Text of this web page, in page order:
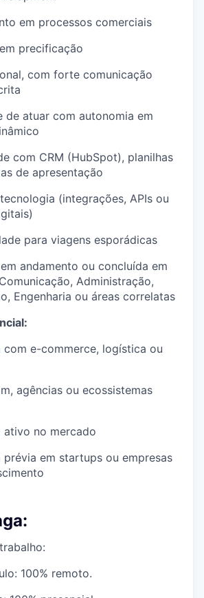
em processos comerciais
precificação
com forte comunicação
de atuar com autonomia em
com CRM (HubSpot), planilhas
de apresentação
(integrações, APIs ou
para viagens esporádicas
andamento ou concluída em
Administração,
Engenharia ou áreas correlatas
com e-commerce, logística ou
agências ou ecossistemas
ativo no mercado
prévia em startups ou empresas
100% remoto.